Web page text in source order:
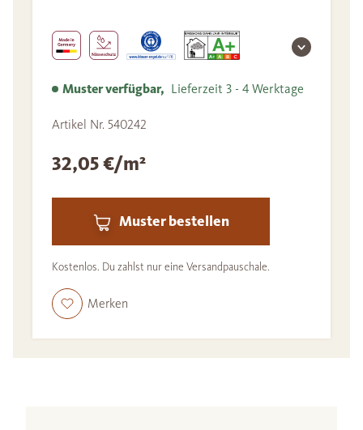
Muster verfügbar, Lieferzeit 3 - 4 Werktage
Artikel Nr. 540242
32,05 €/m²
Muster bestellen
Kostenlos. Du zahlst nur eine Versandpauschale.
Merken